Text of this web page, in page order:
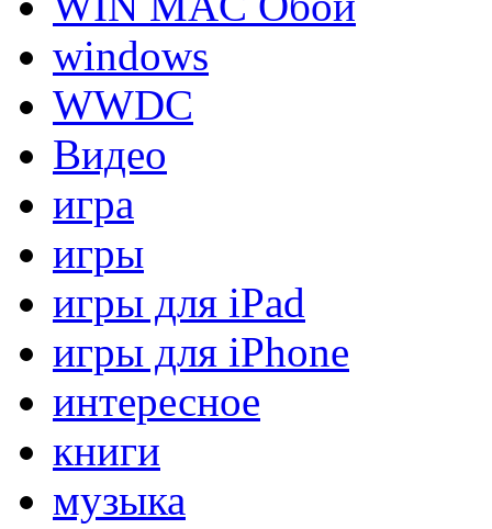
windows
WWDC
Видео
игра
игры
игры для iPad
игры для iPhone
интересное
книги
музыка